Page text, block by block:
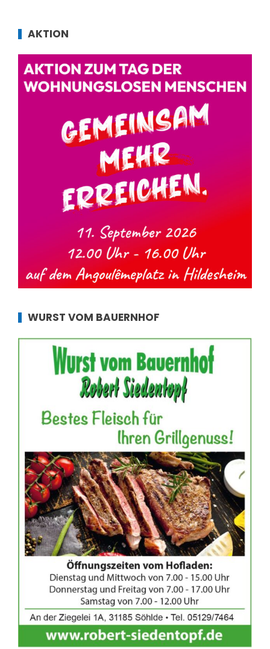
AKTION
WURST VOM BAUERNHOF